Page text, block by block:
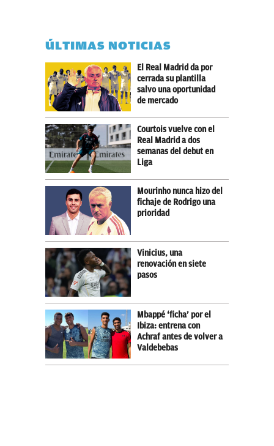
ÚLTIMAS NOTICIAS
El Real Madrid da por
cerrada su plantilla
salvo una oportunidad
de mercado
Courtois vuelve con el
Real Madrid a dos
semanas del debut en
Liga
Mourinho nunca hizo del
fichaje de Rodrigo una
prioridad
Vinicius, una
renovación en siete
pasos
Mbappé ‘ficha’ por el
Ibiza: entrena con
Achraf antes de volver a
Valdebebas